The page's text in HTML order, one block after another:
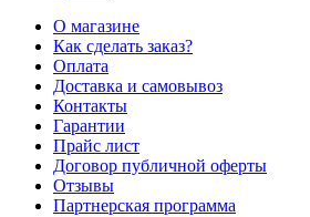
О магазине
Как сделать заказ?
Оплата
Доставка и самовывоз
Контакты
Гарантии
Прайс лист
Договор публичной оферты
Отзывы
Партнерская программа